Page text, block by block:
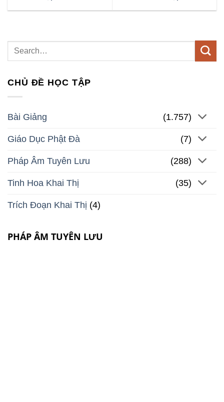
CHỦ ĐỀ HỌC TẬP
Bài Giảng (1.757)
Giáo Dục Phật Đà (7)
Pháp Âm Tuyên Lưu (288)
Tinh Hoa Khai Thị (35)
Trích Đoạn Khai Thị (4)
PHÁP ÂM TUYÊN LƯU